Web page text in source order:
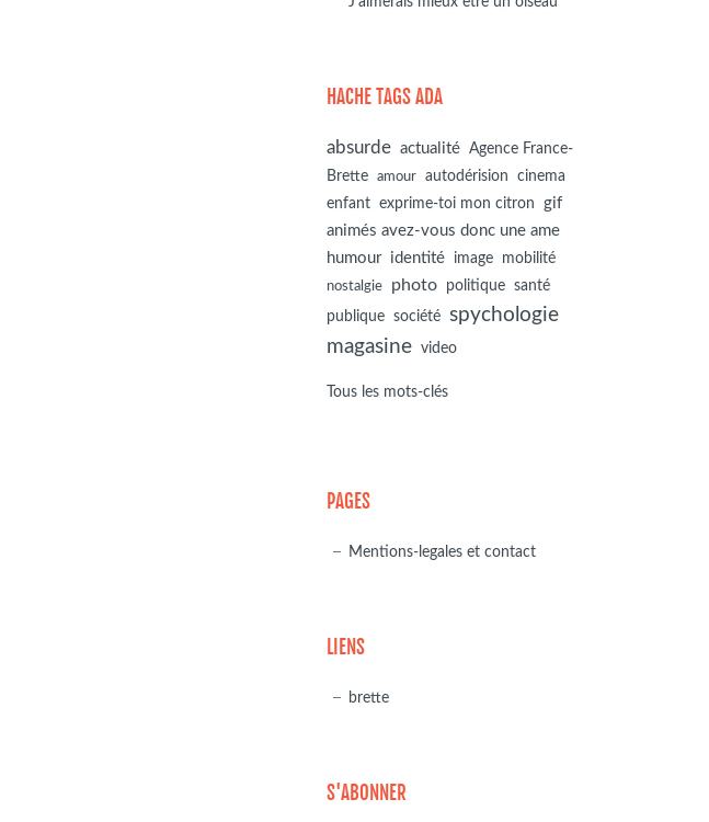
HACHE TAGS ADA
absurde actualité Agence France-
Brette
amour autodérision
cinema
enfant exprime-toi mon citron
gif
animés avez-vous donc une ame
humour identité image mobilité
nostalgie photo politique santé
publique société spychologie
magasine video
Tous les mots-clés
PAGES
Mentions-legales et contact
LIENS
brette
S'ABONNER